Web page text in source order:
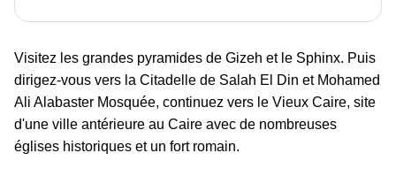
Visitez les grandes pyramides de Gizeh et le Sphinx. Puis
dirigez-vous vers la Citadelle de Salah El Din et Mohamed
Ali Alabaster Mosquée, continuez vers le Vieux Caire, site
d'une ville antérieure au Caire avec de nombreuses
églises historiques et un fort romain.